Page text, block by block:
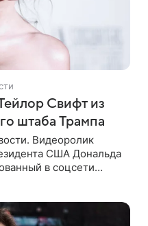
Свифт из
штаба Трампа
Видеоролик
США Дональда
в соцсети